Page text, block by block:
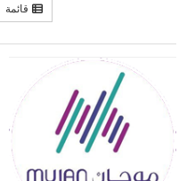
قائمة